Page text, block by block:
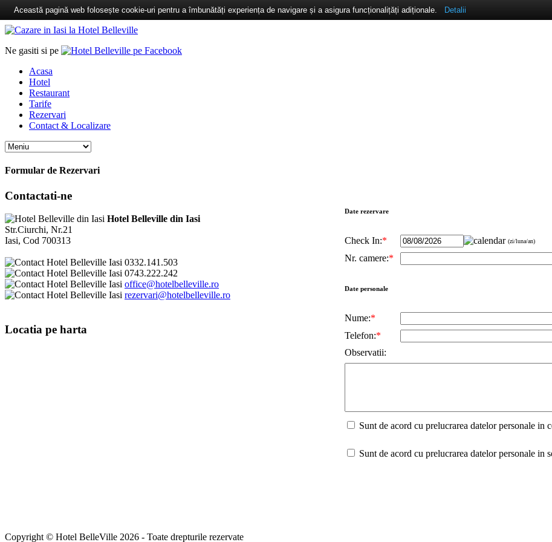
Ne gasiti si pe
Acasa
Hotel
Restaurant
Tarife
Rezervari
Contact & Localizare
Formular de Rezervari
Date rezervare
Check In:* (zi/luna/an)
Nr. camere:*
Date personale
Nume:*
Telefon:*
Observatii:
Sunt de acord cu prelucrarea datelor personale in
Sunt de acord cu prelucrarea datelor personale in
Contactati-ne
Hotel Belleville din Iasi
Str.Ciurchi, Nr.21
Iasi, Cod 700313
0332.141.503
0743.222.242
office@hotelbelleville.ro
rezervari@hotelbelleville.ro
Locatia pe harta
Copyright © Hotel BelleVille 2026 - Toate drepturile rezervate
Această pagină web folosește cookie-uri pentru a îmbunătăți experiența de navigare și a asigura funcționalițăți adiționale. Detalii